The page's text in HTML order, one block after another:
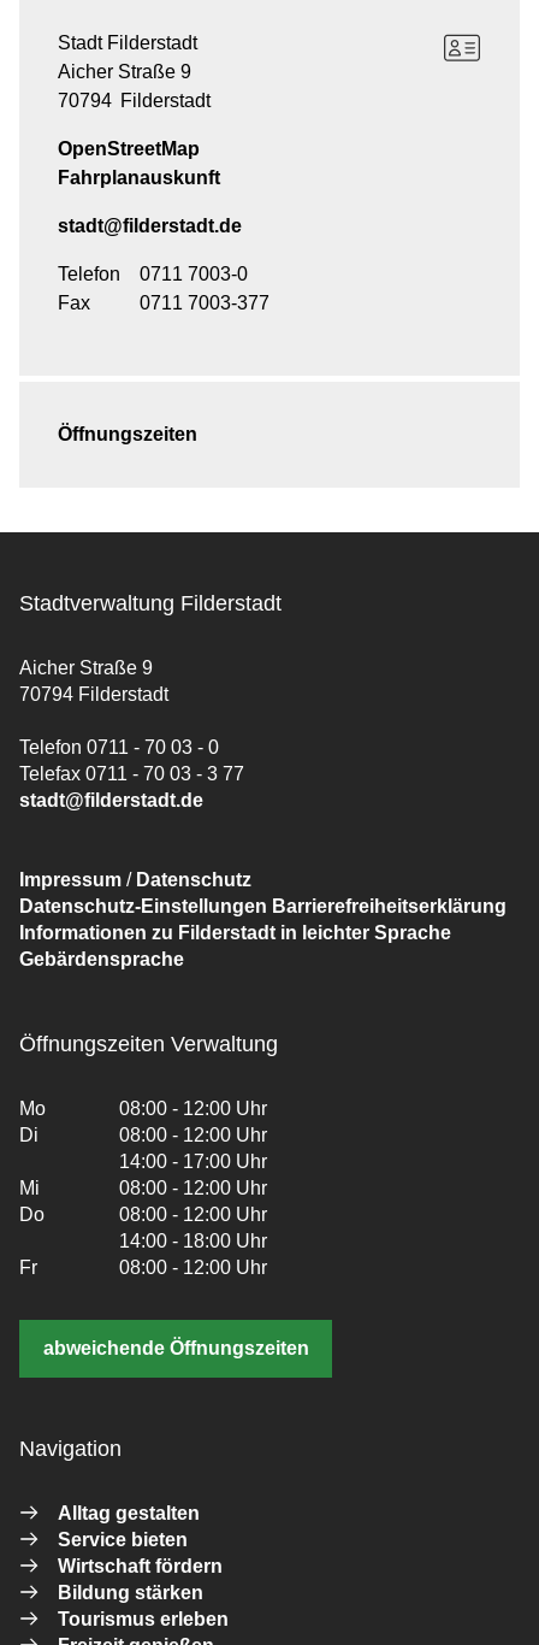
Stadt Filderstadt
Aicher Straße 9
70794 Filderstadt
OpenStreetMap
Fahrplanauskunft
stadt@filderstadt.de
Telefon
0711 7003-0
Fax
0711 7003-377
Öffnungszeiten
Stadtverwaltung Filderstadt
Aicher Straße 9
70794 Filderstadt
Telefon 0711 - 70 03 - 0
Telefax 0711 - 70 03 - 3 77
stadt@filderstadt.de
Impressum / Datenschutz
Datenschutz-Einstellungen Barrierefreiheitserklärung
Informationen zu Filderstadt in leichter Sprache
Gebärdensprache
Öffnungszeiten Verwaltung
Mo
08:00 - 12:00 Uhr
Di
08:00 - 12:00 Uhr
14:00 - 17:00 Uhr
Mi
08:00 - 12:00 Uhr
Do
08:00 - 12:00 Uhr
14:00 - 18:00 Uhr
Fr
08:00 - 12:00 Uhr
abweichende Öffnungszeiten
Navigation
Alltag gestalten
Service bieten
Wirtschaft fördern
Bildung stärken
Tourismus erleben